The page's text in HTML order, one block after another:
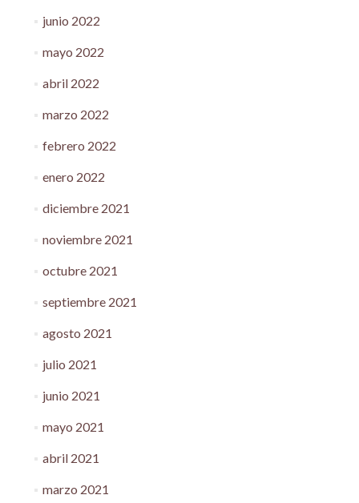
junio 2022
mayo 2022
abril 2022
marzo 2022
febrero 2022
enero 2022
diciembre 2021
noviembre 2021
octubre 2021
septiembre 2021
agosto 2021
julio 2021
junio 2021
mayo 2021
abril 2021
marzo 2021